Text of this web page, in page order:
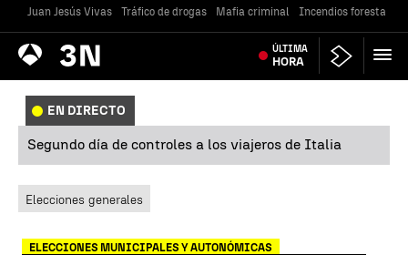
Juan Jesús Vivas Tráfico de drogas Mafia criminal Incendios forestales
Antena
3 Noticias ÚLTIMA
HORA
EN DIRECTO
Segundo día de controles a los viajeros de Italia
Elecciones generales
ELECCIONES MUNICIPALES Y AUTONÓMICAS